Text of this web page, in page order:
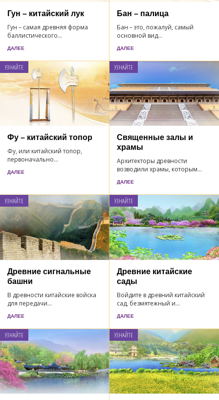
Гун – китайский лук
Гун – самая древняя форма
баллистического...
ДАЛЕЕ
Бан – палица
Бан – это, пожалуй, самый
основной вид...
ДАЛЕЕ
УЗНАЙТЕ
Фу – китайский топор
Фу, или китайский топор,
первоначально...
ДАЛЕЕ
УЗНАЙТЕ
Священные залы и
храмы
Архитекторы древности
возводили храмы, которым...
ДАЛЕЕ
УЗНАЙТЕ
Древние сигнальные
башни
В древности китайские войска
для передачи...
ДАЛЕЕ
УЗНАЙТЕ
Древние китайские
сады
Войдите в древний китайский
сад, безмятежный и...
ДАЛЕЕ
УЗНАЙТЕ УЗНАЙТЕ